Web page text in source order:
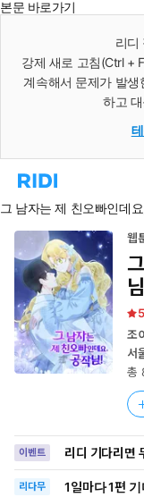
본문 바로가기
리디
강제 새로 고침(Ctrl +
계속해서 문제가 발
하고
리
홈
로
이
동
그 남자는 제 친오빠인데
웹
님
5
조
서
총
이벤트 리디 기다리면
리다무 1일마다1편